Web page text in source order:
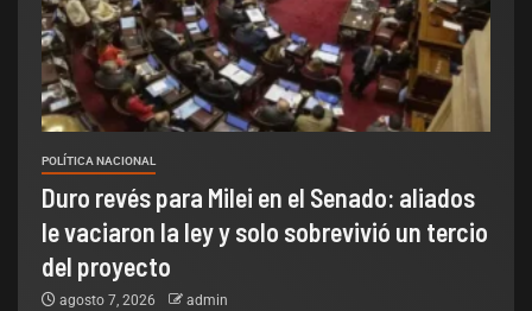
POLÍTICA NACIONAL
Duro revés para Milei en el Senado: aliados
le vaciaron la ley y solo sobrevivió un tercio
del proyecto
agosto 7, 2026 admin